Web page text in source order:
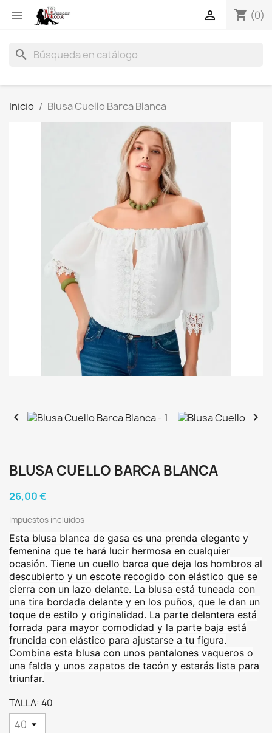
 shopping_cart (0)

search
Inicio Blusa Cuello Barca Blanca
 
BLUSA CUELLO BARCA BLANCA
26,00 €
Impuestos incluidos
Esta blusa blanca de gasa es una prenda elegante y
femenina que te hará lucir hermosa en cualquier
ocasión. Tiene un cuello barca que deja los hombros al
descubierto y un escote recogido con elástico que se
cierra con un lazo delante. La blusa está tuneada con
una tira bordada delante y en los puños, que le dan un
toque de estilo y originalidad. La parte delantera está
forrada para mayor comodidad y la parte baja está
fruncida con elástico para ajustarse a tu figura.
Combina esta blusa con unos pantalones vaqueros o
una falda y unos zapatos de tacón y estarás lista para
triunfar.
TALLA: 40